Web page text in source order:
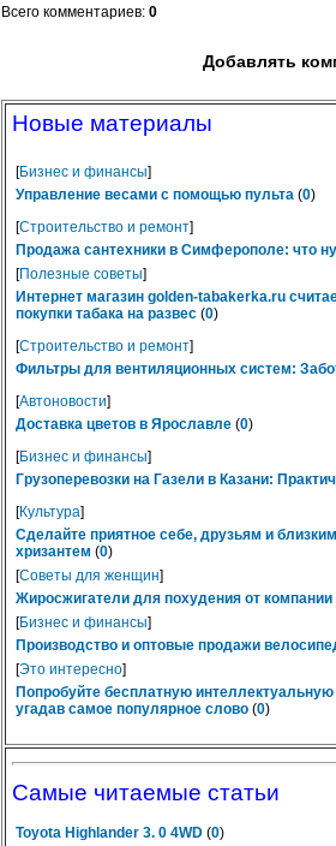
Всего комментариев: 0
Добавлять
Новые материалы
[Бизнес и финансы]
Управление весами с помощью пульта (0)
[Строительство и ремонт]
Продажа сантехники в Симферополе: что
[Полезные советы]
Интернет магазин golden-tabakerka.ru
покупки табака на развес (0)
[Строительство и ремонт]
Фильтры для вентиляционных систем:
[Автоновости]
Доставка цветов в Ярославле (0)
[Бизнес и финансы]
Грузоперевозки на Газели в Казани:
[Культура]
Сделайте приятное себе, друзьям и
хризантем (0)
[Советы для женщин]
Жиросжигатели для похудения от компании
[Бизнес и финансы]
Производство и оптовые продажи
[Это интересно]
Попробуйте бесплатную
угадав самое популярное слово (0)
Самые читаемые статьи
Toyota Highlander 3. 0 4WD (0)